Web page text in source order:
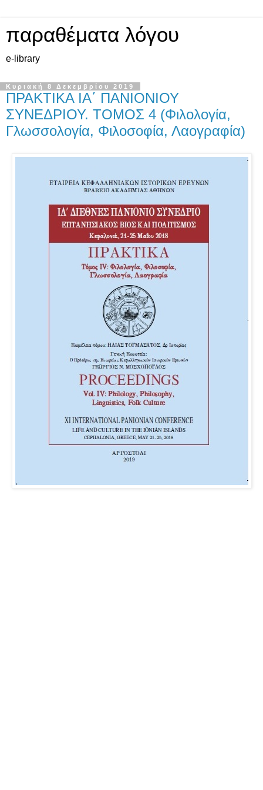
παραθέματα λόγου
e-library
Κυριακή 8 Δεκεμβρίου 2019
ΠΡΑΚΤΙΚΑ ΙΑ΄ ΠΑΝΙΟΝΙΟΥ
ΣΥΝΕΔΡΙΟΥ. ΤΟΜΟΣ 4 (Φιλολογία,
Γλωσσολογία, Φιλοσοφία, Λαογραφία)